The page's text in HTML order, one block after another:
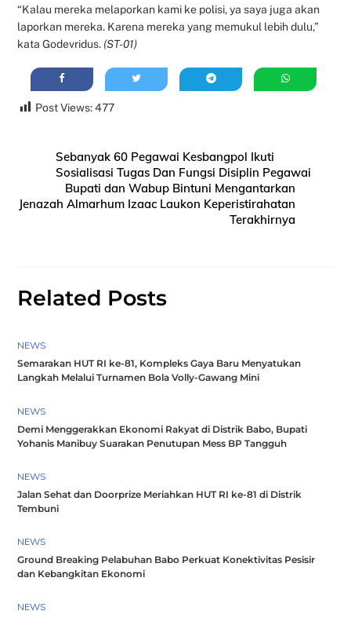
“Kalau mereka melaporkan kami ke polisi, ya saya juga akan
laporkan mereka. Karena mereka yang memukul lebih dulu,”
kata Godevridus. (ST-01)
Post Views: 477
Sebanyak 60 Pegawai Kesbangpol Ikuti
Sosialisasi Tugas Dan Fungsi Disiplin Pegawai
Bupati dan Wabup Bintuni Mengantarkan
Jenazah Almarhum Izaac Laukon Keperistirahatan
Terakhirnya
Related Posts
NEWS
Semarakan HUT RI ke-81, Kompleks Gaya Baru Menyatukan
Langkah Melalui Turnamen Bola Volly-Gawang Mini
NEWS
Demi Menggerakkan Ekonomi Rakyat di Distrik Babo, Bupati
Yohanis Manibuy Suarakan Penutupan Mess BP Tangguh
NEWS
Jalan Sehat dan Doorprize Meriahkan HUT RI ke-81 di Distrik
Tembuni
NEWS
Ground Breaking Pelabuhan Babo Perkuat Konektivitas Pesisir
dan Kebangkitan Ekonomi
NEWS